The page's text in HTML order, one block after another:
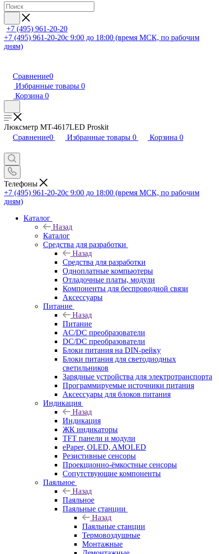
+7 (495) 961-20-20
+7 (495) 961-20-20с 9:00 до 18:00 (время МСК, по рабочим
дням)
Сравнение0
Избранные товары 0
Корзина 0
Люксметр MT-4617LED Proskit
Сравнение0 Избранные товары 0 Корзина 0
Телефоны
+7 (495) 961-20-20с 9:00 до 18:00 (время МСК, по рабочим
дням)
Каталог
Назад
Каталог
Средства для разработки
Назад
Средства для разработки
Одноплатные компьютеры
Отладочные платы, модули
Компоненты для беспроводной связи
Аксессуары
Питание
Назад
Питание
AC/DC преобразователи
DC/DC преобразователи
Блоки питания на DIN-рейку
Блоки питания для светодиодных
светильников
Зарядные устройства для электротранспорта
Программируемые источники питания
Аксессуары для блоков питания
Индикация
Назад
Индикация
ЖК индикаторы
TFT панели и модули
ePaper, OLED, AMOLED
Резистивные сенсоры
Проекционно-ёмкостные сенсоры
Сопутствующие компоненты
Паяльное
Назад
Паяльное
Паяльные станции
Назад
Паяльные станции
Термовоздушные
Монтажные